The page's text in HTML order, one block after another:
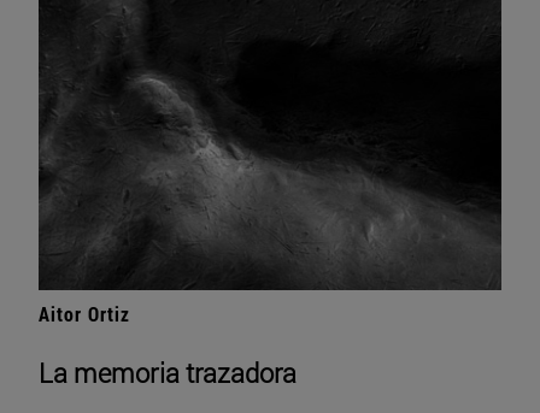
Aitor Ortiz
La memoria trazadora